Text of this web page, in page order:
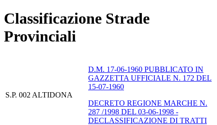
Classificazione Strade
Provinciali
S.P. 002 ALTIDONA
D.M. 17-06-1960 PUBBLICATO IN
GAZZETTA UFFICIALE N. 172 DEL
15-07-1960
DECRETO REGIONE MARCHE N.
287 /1998 DEL 03-06-1998 -
DECLASSIFICAZIONE DI TRATTI